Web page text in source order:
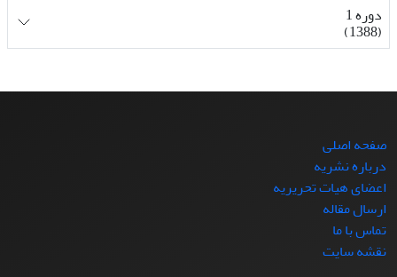
دوره 1
(1388)
صفحه اصلی
درباره نشریه
اعضای هیات تحریریه
ارسال مقاله
تماس با ما
نقشه سایت